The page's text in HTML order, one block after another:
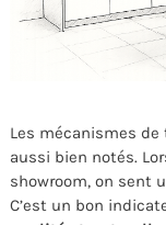
Les mécanismes
aussi bien notés.
showroom, on sent
C’est un bon